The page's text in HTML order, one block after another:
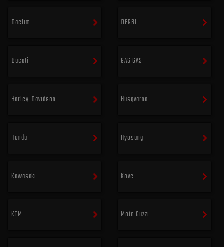
Daelim DERBI
Ducati GAS GAS
Harley-Davidson Husqvarna
Honda Hyosung
Kawasaki Kove
KTM Moto Guzzi